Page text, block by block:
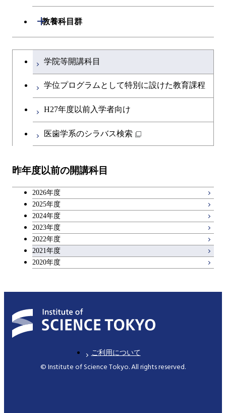
創造プロセス科目
共通専門科目
共通専門科目
融合理工学系
初年次専門科目
工学院，物質理工学院，環境・社会
教養科目群
開閉
文系教養科目
英語科目
第二外国語科目
広域教養科目
学士課程を切り替える
学院等開講科目
学位プログラムとして特別に設けた教育課程
H27年度以前入学者向け
医歯学系のシラバス検索
昨年度以前の開講科目
2026年度
2025年度
2024年度
2023年度
2022年度
2021年度
2020年度
ご利用について
© Institute of Science Tokyo. All rights reserved.